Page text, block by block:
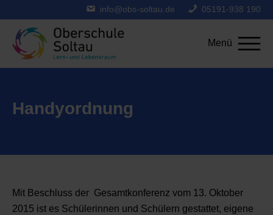
info@obs-soltau.de 05191-938 190
Menü
Handyordnung
Mit Beschluss der Gesamtkonferenz vom 13. Oktober
2015 ist es Schülerinnen und Schülern gestattet, eigene